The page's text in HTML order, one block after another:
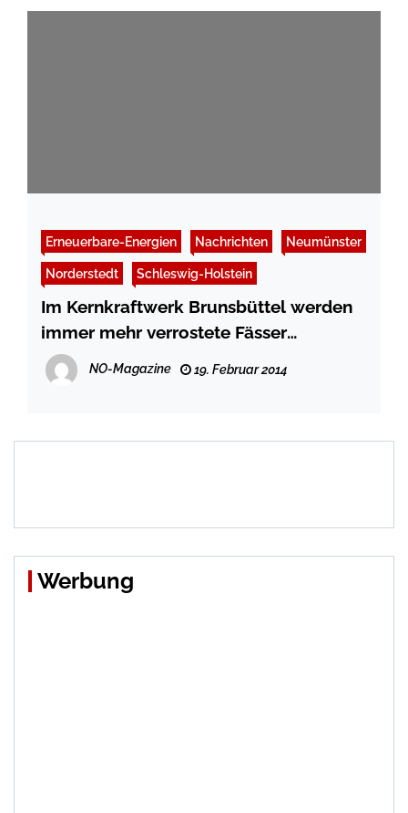
Erneuerbare-Energien Nachrichten Neumünster
Norderstedt Schleswig-Holstein
Im Kernkraftwerk Brunsbüttel werden
immer mehr verrostete Fässer
gefunden
NO-Magazine 19. Februar 2014
Werbung